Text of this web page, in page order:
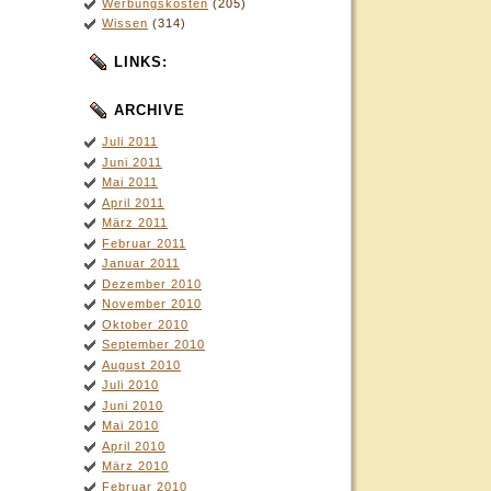
Werbungskosten (205)
Wissen (314)
LINKS:
ARCHIVE
Juli 2011
Juni 2011
Mai 2011
April 2011
März 2011
Februar 2011
Januar 2011
Dezember 2010
November 2010
Oktober 2010
September 2010
August 2010
Juli 2010
Juni 2010
Mai 2010
April 2010
März 2010
Februar 2010